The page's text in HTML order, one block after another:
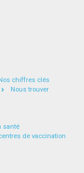
chiffres clés
Nous trouver
santé
de vaccination